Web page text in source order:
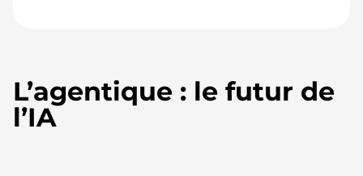
L’agentique : le futur de
l’IA